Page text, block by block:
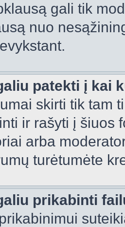
gali tik
nuo
patekti į kai
skirti tik tam
ir rašyti į šiuos
arba
turėtumėte
prikabinti